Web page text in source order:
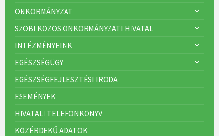
ÖNKORMÁNYZAT
SZOBI KÖZÖS ÖNKORMÁNYZATI HIVATAL
INTÉZMÉNYEINK
EGÉSZSÉGÜGY
EGÉSZSÉGFEJLESZTÉSI IRODA
ESEMÉNYEK
HIVATALI TELEFONKÖNYV
KÖZÉRDEKŰ ADATOK